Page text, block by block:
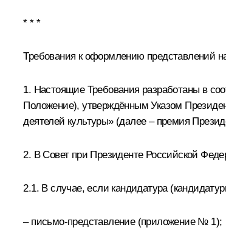
* * *
Требования к оформлению представлений
1. Настоящие Требования разработаны в
Положение), утверждённым Указом
деятелей культуры» (далее – премия
2. В Совет при Президенте Российской
2.1. В случае, если кандидатура
– письмо-представление (приложение № 1);